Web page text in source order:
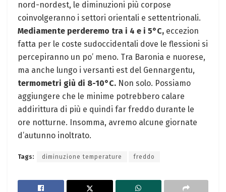
nord-nordest, le diminuzioni più corpose
coinvolgeranno i settori orientali e settentrionali.
Mediamente perderemo tra i 4 e i 5°C, eccezion
fatta per le coste sudoccidentali dove le flessioni si
percepiranno un po’ meno. Tra Baronia e nuorese,
ma anche lungo i versanti est del Gennargentu,
termometri giù di 8-10°C. Non solo. Possiamo
aggiungere che le minime potrebbero calare
addirittura di più e quindi far freddo durante le
ore notturne. Insomma, avremo alcune giornate
d’autunno inoltrato.
Tags: diminuzione temperature freddo